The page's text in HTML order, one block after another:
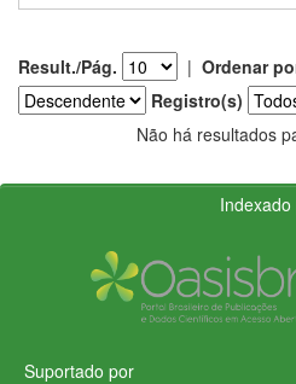
Result./Pág. | Ordenar
Registro(s)
Não há resultados
Suportado por